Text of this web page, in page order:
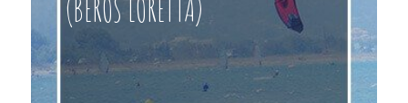
(BEROS LORETTA)